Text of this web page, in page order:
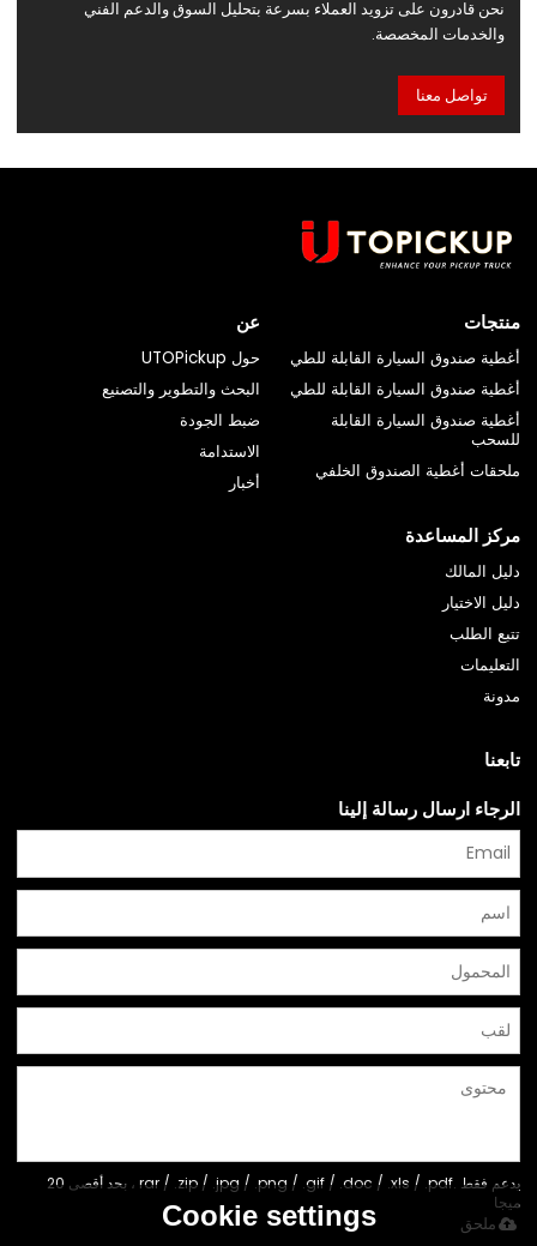
نحن قادرون على تزويد العملاء بسرعة بتحليل السوق والدعم الفني
والخدمات المخصصة.
تواصل معنا
منتجات
أغطية صندوق السيارة القابلة للطي
أغطية صندوق السيارة القابلة للطي
أغطية صندوق السيارة القابلة
للسحب
ملحقات أغطية الصندوق الخلفي
عن
حول UTOPickup
البحث والتطوير والتصنيع
ضبط الجودة
الاستدامة
أخبار
مركز المساعدة
دليل المالك
دليل الاختيار
تتبع الطلب
التعليمات
مدونة
تابعنا
الرجاء ارسال رسالة إلينا
يدعم فقط .rar / .zip / .jpg / .png / .gif / .doc / .xls / .pdf ، بحد أقصى 20
ميجا
ملحق Cookie settings